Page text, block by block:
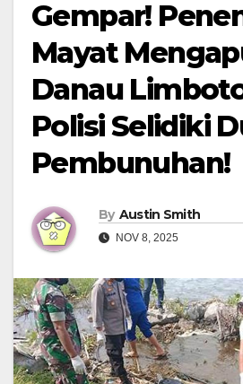
Gempar!
Mayat
Danau
Polisi Selidiki
Pembunuhan!
By Austin Smith
NOV 8, 2025